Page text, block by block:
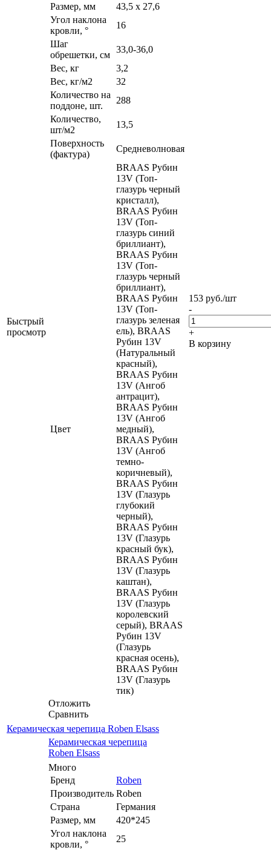
Быстрый
просмотр
Размер, мм
43,5 x 27,6
Угол наклона
кровли, °
16
Шаг
обрешетки, см
33,0-36,0
Вес, кг
3,2
Вес, кг/м2
32
Количество на
поддоне, шт.
288
Количество,
шт/м2
13,5
Поверхность
(фактура)
Средневолновая
Цвет
BRAAS Рубин
13V (Топ-
глазурь черный
кристалл),
BRAAS Рубин
13V (Топ-
глазурь синий
бриллиант),
BRAAS Рубин
13V (Топ-
глазурь черный
бриллиант),
BRAAS Рубин
13V (Топ-
глазурь зеленая
ель), BRAAS
Рубин 13V
(Натуральный
красный),
BRAAS Рубин
13V (Ангоб
антрацит),
BRAAS Рубин
13V (Ангоб
медный),
BRAAS Рубин
13V (Ангоб
темно-
коричневый),
BRAAS Рубин
13V (Глазурь
глубокий
черный),
BRAAS Рубин
13V (Глазурь
красный бук),
BRAAS Рубин
13V (Глазурь
каштан),
BRAAS Рубин
13V (Глазурь
королевский
серый), BRAAS
Рубин 13V
(Глазурь
красная осень),
BRAAS Рубин
13V (Глазурь
тик)
Отложить
Сравнить
153 руб./шт
-
+
В корзину
Керамическая черепица Roben Elsass
Керамическая черепица
Roben Elsass
Много
Бренд
Roben
Производитель Roben
Страна
Германия
Размер, мм
420*245
Угол наклона
кровли, °
25